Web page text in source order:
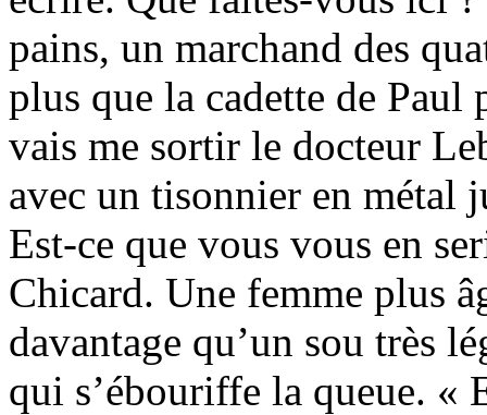
pains, un marchand des
plus que la cadette de
vais me sortir le docteur
avec un tisonnier en
Est-ce que vous vous en
Chicard. Une femme plus
davantage qu’un sou très
qui s’ébouriffe la queue. «